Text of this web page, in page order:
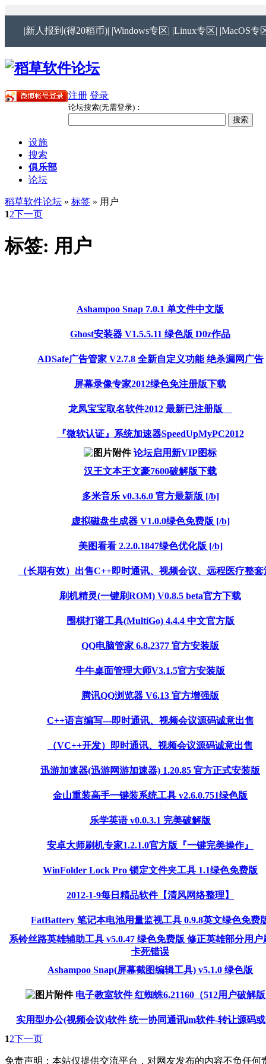
|新人报到(得20稻币)| |Windows专区| |Linux专区| |MacOS专
注册 登录
论坛搜索(无需登录)：
设施
搜索
俱乐部
论坛
稻草软件论坛 » 标签 » 用户
12下一页
标签: 用户
Ashampoo Snap 7.0.1 单文件中文版
Ghost安装器 V1.5.5.11 绿色版 D0z作品
ADSafe广告管家 V2.7.8 全新自定义功能 绝杀漏网广告
屏幕录像专家2012绿色免注册版下载
龙凤宝宝取名软件2012 最新已注册版
『微软认证』系统加速器SpeedUpMyPC2012
论坛启用新VIP图标
汉王文本王文豪7600破解版下载
多米音乐 v0.3.6.0 官方最新版 [/b]
虚拟磁盘生成器 V1.0.0绿色免费版 [/b]
美图看看 2.2.0.1847绿色优化版 [/b]
（长期有效）出售C++即时通讯、视频会议、远程医疗整套
刷机精灵(一键刷ROM) V0.8.5 beta官方下载
围棋打谱工具(MultiGo) 4.4.4 中文官方版
QQ电脑管家 6.8.2377 官方安装版
牛牛桌面管理大师V3.1.5官方安装版
腾讯QQ浏览器 V6.13 官方增强版
C++语言编写---即时通讯、视频会议源码诚意出售
（VC++开发）即时通讯、视频会议源码诚意出售
迅游加速器(迅游网游加速器) 1.20.85 官方正式安装版
金山重装高手一键装系统工具 v2.6.0.751绿色版
乐学英语 v0.0.3.1 完美破解版
安卓大师刷机专家1.2.1.0官方版『一键完美操作』
WinFolder Lock Pro 锁定文件夹工具 1.1绿色免费版
2012-1-9每日精品软件【清风网络整理】
FatBattery 笔记本电池用量监视工具 0.9.8英文绿色免费
系铃丝路英雄辅助工具 v5.0.47 绿色免费版 修正英雄部分用户
卡死错误
Ashampoo Snap(屏幕截图编辑工具) v5.1.0 绿色版
电子教室软件 红蜘蛛6.21160（512用户破解
实用型办公(视频会议)软件 统一协同通讯im软件-转让源码
12下一页
免责声明：本站仅提供交流平台，对网友发布的内容不负任